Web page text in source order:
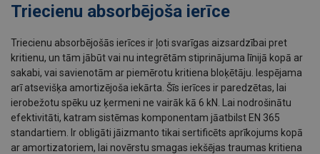
Triecienu absorbējoša ierīce
Triecienu absorbējošās ierīces ir ļoti svarīgas aizsardzībai pret
kritienu, un tām jābūt vai nu integrētām stiprinājuma līnijā kopā ar
sakabi, vai savienotām ar piemērotu kritiena bloķētāju. Iespējama
arī atsevišķa amortizējoša iekārta. Šīs ierīces ir paredzētas, lai
ierobežotu spēku uz ķermeni ne vairāk kā 6 kN. Lai nodrošinātu
efektivitāti, katram sistēmas komponentam jāatbilst EN 365
standartiem. Ir obligāti jāizmanto tikai sertificēts aprīkojums kopā
ar amortizatoriem, lai novērstu smagas iekšējas traumas kritiena